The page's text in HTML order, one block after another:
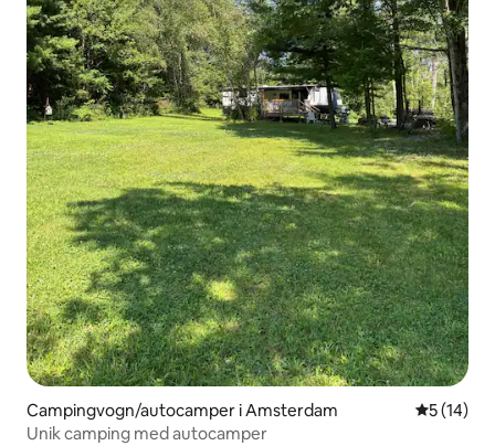
Campingvogn/autocamper i Amsterdam 5 ud af 5 i
5 (14)
Unik camping med autocamper